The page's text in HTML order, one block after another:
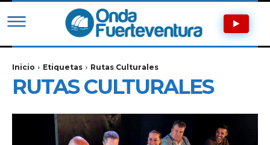
Inicio Etiquetas Rutas Culturales
RUTAS CULTURALES